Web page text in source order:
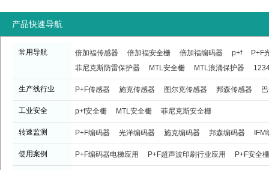
产品快速导航
常用导航 倍加福传感器 倍加福安全栅 倍加福编码器 p+f
P+F
菲尼克斯防雷保护器
MTL安全栅 MTL浪涌保护器
生产线行业 P+F传感器 施克传感器 图尔克传感器 邦森传感器
工业安全 p+f安全栅 MTL安全栅 菲尼克斯安全栅
转速监测 P+F编码器 光洋编码器 施克编码器 邦森编码器 IFM
使用案例 P+F编码器电梯应用 P+F超声波印刷行业应用 P+F安全